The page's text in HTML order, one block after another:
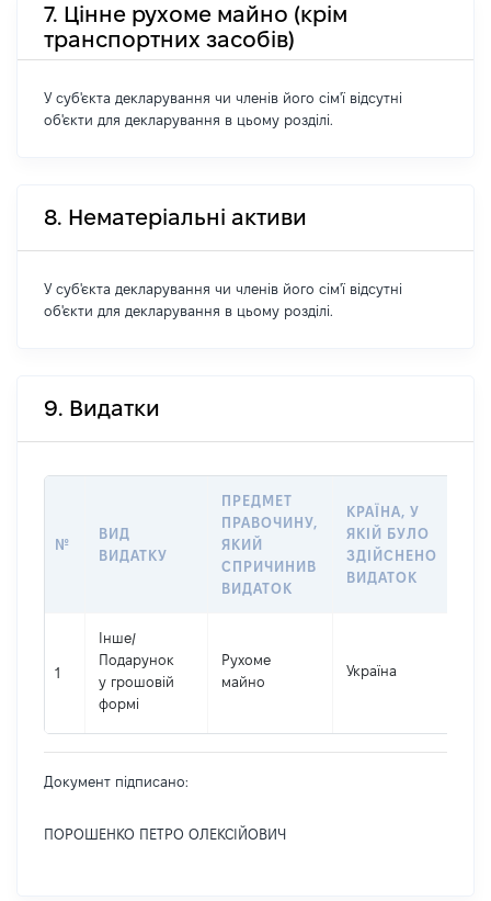
7. Цінне рухоме майно (крім
транспортних засобів)
У суб'єкта декларування чи членів його сім'ї відсутні
об'єкти для декларування в цьому розділі.
8. Нематеріальні активи
У суб'єкта декларування чи членів його сім'ї відсутні
об'єкти для декларування в цьому розділі.
9. Видатки
№
ВИД
ВИДАТКУ
ПРЕДМЕТ
ПРАВОЧИНУ,
ЯКИЙ
СПРИЧИНИВ
ВИДАТОК
КРАЇНА, У
ЯКІЙ БУЛО
ЗДІЙСНЕНО
ВИДАТОК
1
Інше/
Подарунок
у грошовій
формі
Рухоме
майно
Україна
Документ підписано:
ПОРОШЕНКО ПЕТРО ОЛЕКСІЙОВИЧ